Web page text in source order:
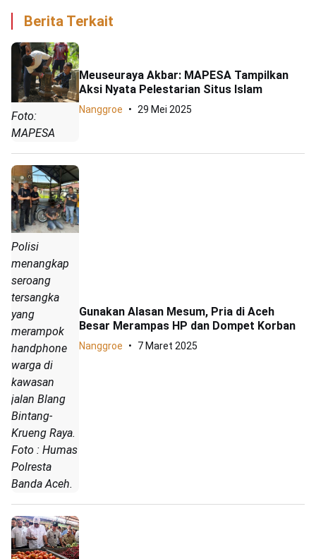
Berita Terkait
Foto:
MAPESA
Meuseuraya Akbar: MAPESA Tampilkan
Aksi Nyata Pelestarian Situs Islam
Nanggroe 29 Mei 2025
Polisi
menangkap
seroang
tersangka
yang
merampok
handphone
warga di
kawasan
jalan Blang
Bintang-
Krueng Raya.
Foto : Humas
Polresta
Banda Aceh.
Gunakan Alasan Mesum, Pria di Aceh
Besar Merampas HP dan Dompet Korban
Nanggroe 7 Maret 2025